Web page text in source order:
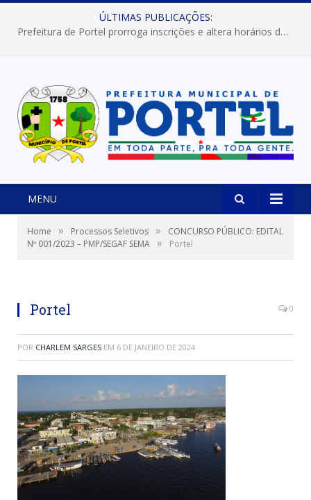
ÚLTIMAS PUBLICAÇÕES:
Prefeitura de Portel prorroga inscrições e altera horários dos concursos “Musa” e “Miss Mix Verão 2026”
MENU
Home » Processos Seletivos »
CONCURSO PÚBLICO: EDITAL
Nº 001/2023 – PMP/SEGAF SEMA » Portel
Portel 0
POR CHARLEM SARGES EM 6 DE JANEIRO DE 2024